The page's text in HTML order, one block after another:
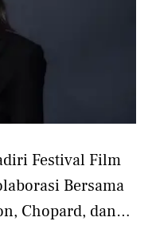
Festival Film
Bersama
Chopard, dan